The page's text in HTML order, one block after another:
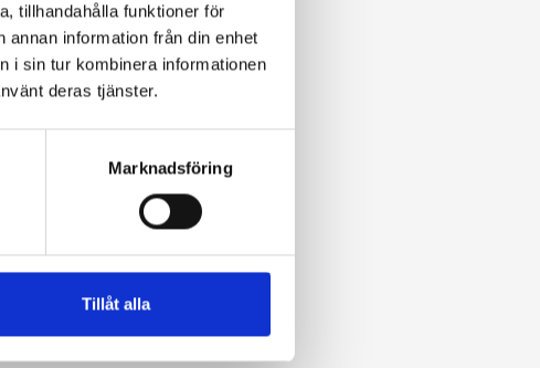
tillhandahålla funktioner för
information från din enhet
i sin tur kombinera informationen
deras tjänster.
Marknadsföring
Tillåt alla